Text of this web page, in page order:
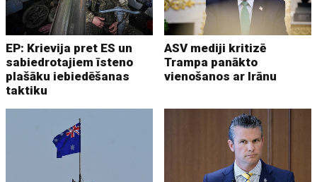
EP: Krievija pret ES un
sabiedrotajiem īsteno
plašāku iebiedēšanas
taktiku
ASV mediji kritizē
Trampa panākto
vienošanos ar Irānu